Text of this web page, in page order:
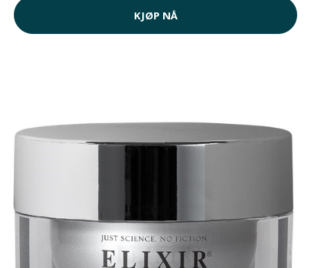
KJØP NÅ